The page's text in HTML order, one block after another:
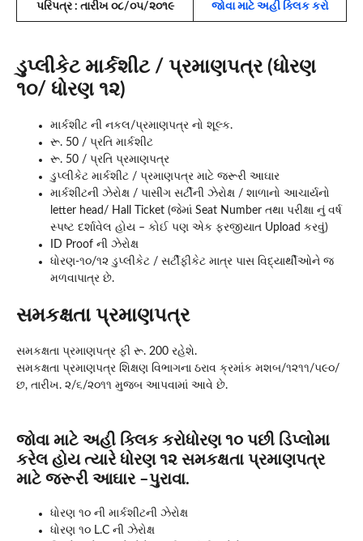
પરિપત્ર : તારીખ ૦૮/૦૫/૨૦૧૯ જોવા માટે અહી ક્લિક કરો
ડુપ્લીકેટ માર્કશીટ / પ્રમાણપત્ર (ધોરણ
૧૦/ ધોરણ ૧૨)
માર્કશીટ ની નકલ/પ્રમાણપત્ર નો શૂલ્ક.
રૂ. 50 / પ્રતિ માર્કશીટ
રૂ. 50 / પ્રતિ પ્રમાણપત્ર
ડુપ્લીકેટ માર્કશીટ / પ્રમાણપત્ર માટે જરૂરી આઘાર
માર્કશીટની ઝેરોક્ષ / પાસીંગ સર્ટીની ઝેરોક્ષ / શાળાનો આચાર્યનો
letter head/ Hall Ticket (જેમાં Seat Number તથા પરીક્ષા નું વર્ષ
સ્પષ્ટ દર્શાવેલ હોય – કોઈ પણ એક ફરજીયાત Upload કરવું)
ID Proof ની ઝેરોક્ષ
ધોરણ-૧૦/૧૨ ડુપ્લીકેટ / સર્ટીફીકેટ માત્ર પાસ વિદ્યાર્થીઓને જ
મળવાપાત્ર છે.
સમકક્ષતા પ્રમાણપત્ર
સમકક્ષતા પ્રમાણપત્ર ફી રૂ. 200 રહેશે.
સમકક્ષતા પ્રમાણપત્ર શિક્ષણ વિભાગના ઠરાવ ક્રમાંક મશબ/૧૨૧૧/૫૯૦/
છ, તારીખ. ૨/૬/૨૦૧૧ મુજબ આપવામાં આવે છે.
જોવા માટે અહી ક્લિક કરોધોરણ ૧૦ પછી ડિપ્લોમા
કરેલ હોય ત્યારે ધોરણ ૧૨ સમકક્ષતા પ્રમાણપત્ર
માટે જરૂરી આઘાર –પુરાવા.
ધોરણ ૧૦ ની માર્કશીટની ઝેરોક્ષ
ધોરણ ૧૦ L.C ની ઝેરોક્ષ